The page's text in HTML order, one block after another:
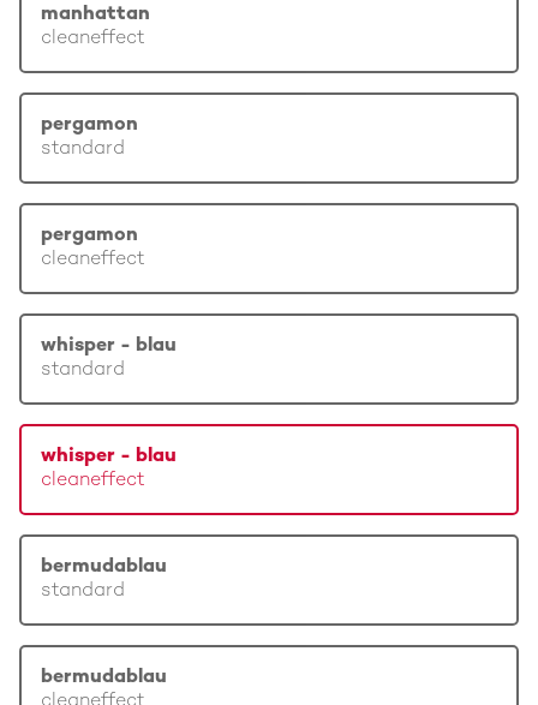
manhattan
cleaneffect
pergamon
standard
pergamon
cleaneffect
whisper - blau
standard
whisper - blau
cleaneffect
bermudablau
standard
bermudablau